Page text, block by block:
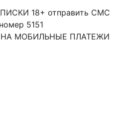
18+ отправить СМС
5151
НА МОБИЛЬНЫЕ ПЛАТЕЖИ